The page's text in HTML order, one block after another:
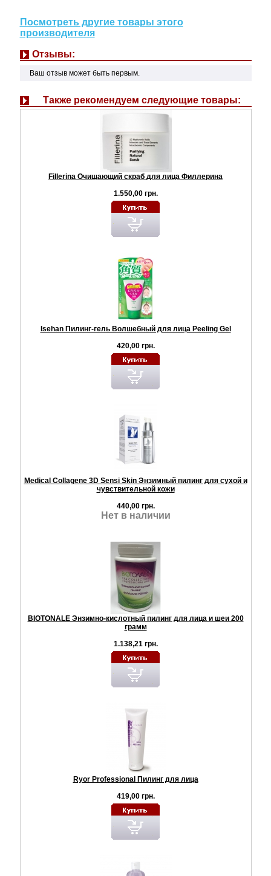
Посмотреть другие товары этого
производителя
Отзывы:
Ваш отзыв может быть первым.
Также рекомендуем следующие товары:
Fillerina Очищающий скраб для лица Филлерина
1.550,00 грн.
Isehan Пилинг-гель Волшебный для лица Peeling Gel
420,00 грн.
Medical Collagene 3D Sensi Skin Энзимный пилинг для сухой и
чувствительной кожи
440,00 грн.
Нет в наличии
BIOTONALE Энзимно-кислотный пилинг для лица и шеи 200
грамм
1.138,21 грн.
Ryor Professional Пилинг для лица
419,00 грн.